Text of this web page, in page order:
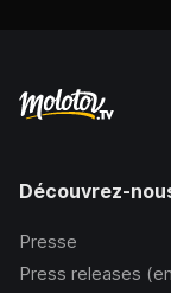
Découvrez-
Presse
Press releases